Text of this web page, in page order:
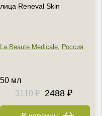
лица Reneval Skin
La Beaute Medicale, Россия
50 мл
3110 ₽
2488 ₽